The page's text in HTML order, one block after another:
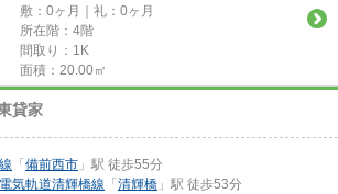
敷：0ヶ月｜礼：0ヶ月
所在階：4階
間取り：1K
面積：20.00㎡
貸家
「 備前西市 」駅 徒歩55分
気軌道清輝橋線 「 清輝橋 」駅 徒歩53分